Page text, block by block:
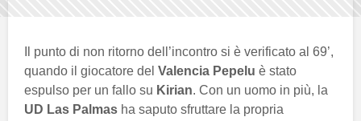
Il punto di non ritorno dell’incontro si è verificato al 69’,
quando il giocatore del Valencia Pepelu è stato
espulso per un fallo su Kirian. Con un uomo in più, la
UD Las Palmas ha saputo sfruttare la propria